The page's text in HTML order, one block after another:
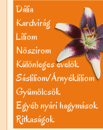
Dália
Kardvirág
Liliom
Nõszirom
Különleges évelõk
Sásliliom/Árnyékliliom
Gyümölcsök
Egyéb nyári hagymások
Ritkaságok